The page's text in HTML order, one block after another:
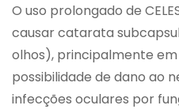
O uso prolongado de
causar catarata
olhos), principalmente
possibilidade de dano ao
infecções oculares por